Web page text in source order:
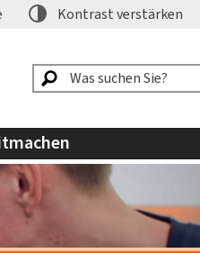
Kontrastverstärken